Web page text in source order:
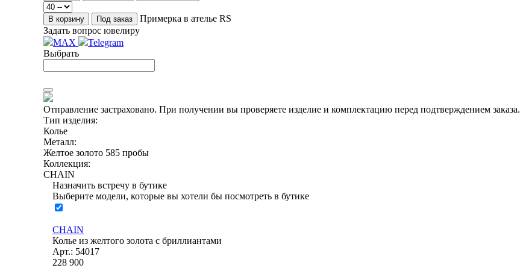
В корзину Под заказ
Примерка в ателье RS
Задать вопрос ювелиру
MAX
Telegram
Выбрать
Отправление застраховано. При получении вы проверяете изделие и комплектацию перед подтверждением заказа.
Тип изделия:
Колье
Металл:
Желтое золото 585 пробы
Коллекция:
CHAIN
Назначить встречу в бутике
Выберите модели, которые вы хотели бы посмотреть в бутике
CHAIN
Колье из желтого золота с бриллиантами
Арт.: 54017
228 900